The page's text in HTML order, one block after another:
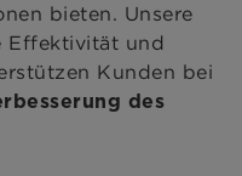
bieten. Unsere
Effektivität und
Kunden bei
des